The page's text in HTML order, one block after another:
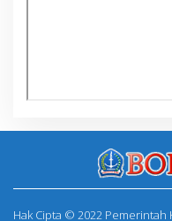
Hak Cipta © 2022 Pemerintah